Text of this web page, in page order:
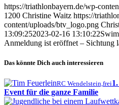
https://triathlonbayern.de/wp-
1200 Christine Waitz https://
content/uploads/btv_logo.png
13:09:252023-02-16 13:10:22
Anmeldung ist eröffnet – Sichtung
Das könnte Dich auch interessieren
RC Wendelstein,frei
Event für die ganze Familie